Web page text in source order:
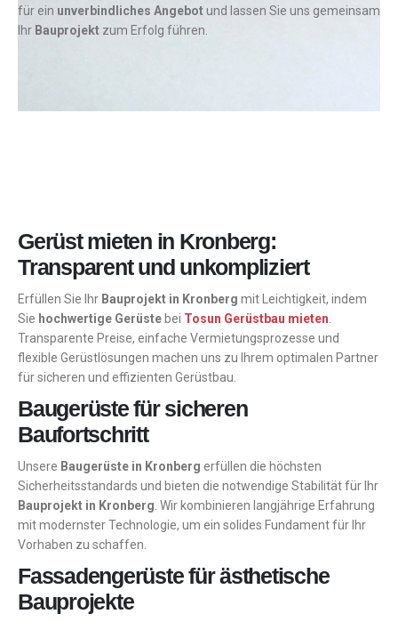
für ein unverbindliches Angebotund lassen Sie uns gemeinsam
Ihr Bauprojekt zum Erfolg führen.
Gerüst mieten in Kronberg:
Transparent und unkompliziert
Erfüllen Sie Ihr Bauprojekt in Kronberg mit Leichtigkeit, indem
Sie hochwertige Gerüste bei Tosun Gerüstbau mieten
Transparente Preise, einfache Vermietungsprozesse und
flexible Gerüstlösungen machen uns zu Ihrem optimalen Partner
für sicheren und effizienten Gerüstbau.
Baugerüste für sicheren
Baufortschritt
Unsere Baugerüste in Kronberg erfüllen die höchsten
Sicherheitsstandards und bieten die notwendige Stabilität für Ihr
Bauprojekt in Kronberg . Wir kombinieren langjährige Erfahrung
mit modernster Technologie, um ein solides Fundament für Ihr
Vorhaben zu schaffen.
Fassadengerüste für ästhetische
Bauprojekte